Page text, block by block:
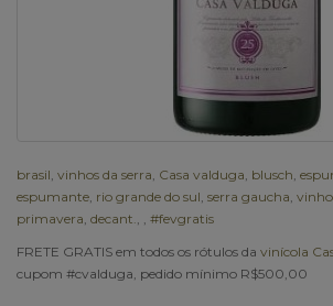
brasil vinhos da serra Casa valduga blusch
espumante rio grande do sul serra gaucha
primavera decant.
#fevgratis
FRETE GRATIS em todos os rótulos da vinícola
cupom #cvalduga, pedido mínimo R$500,00